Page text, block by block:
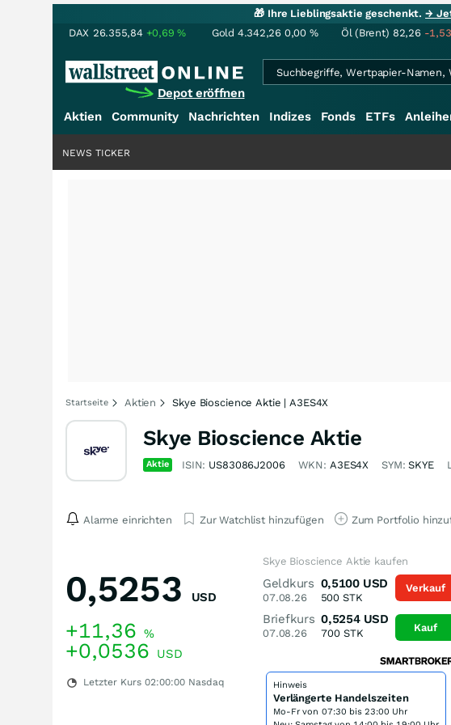
🎁 Ihre Lieblingsaktie geschenkt.→
DAX 26.355,84 +0,69% Gold 4.342,26 0,00 % Öl (Brent) 82,26 -
Depot eröffnen
Aktien Community Nachrichten Indizes Fonds ETFs
NEWS TICKER
Startseite Aktien Skye Bioscience Aktie | A3ES4X
Skye Bioscience Aktie
Aktie ISIN: US83086J2006 WKN: A3ES4X SYM:SKYE
Alarme einrichten Zur Watchlist hinzufügen Zum Portfolio
0,5253 USD
+11,36 %
+0,0536 USD
Letzter Kurs 02:00:00 Nasdaq
Skye Bioscience Aktie kaufen
Geldkurs
07.08.26
0,5100 USD
500 STK
Briefkurs
07.08.26
0,5254 USD
700STK
Verkauf
Kauf
Hinweis
Verlängerte Handelszeiten
Mo-Fr von 07:30 bis 23:00 Uhr